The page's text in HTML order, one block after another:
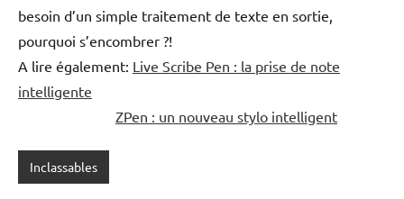
besoin d’un simple traitement de texte en sortie,
pourquoi s’encombrer ?!
A lire également: Live Scribe Pen : la prise de note
intelligente
ZPen : un nouveau stylo intelligent
Inclassables